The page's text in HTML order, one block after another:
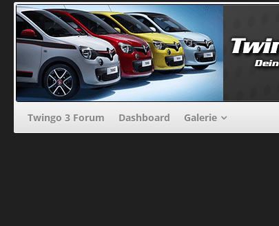
Twingo 3 Forum Dashboard Galerie